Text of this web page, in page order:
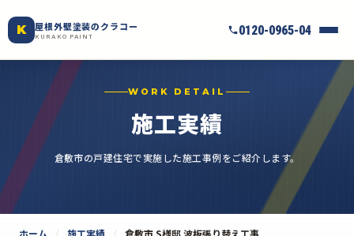
K 屋根外壁塗装のクラコー
KURAKO PAINT 0120-0965-04
WORK DETAIL
施工実績
倉敷市の戸建住宅で実施した施工事例をご紹介します。
ホーム 施工実績 倉敷市 S様邸 波板張り替え工事